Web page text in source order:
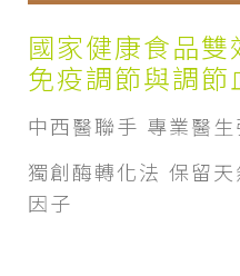
國家健康食品雙
免疫調節與調節
中西醫聯手 專業醫生
獨創酶轉化法 保留
因子